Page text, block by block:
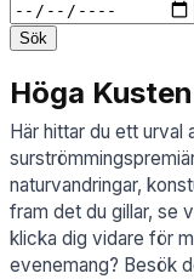
Från datum
Sök
Höga Kusten
Här hittar du ett urval
naturvandringar,
fram det du gillar, se
klicka dig vidare för
evenemang? Besök